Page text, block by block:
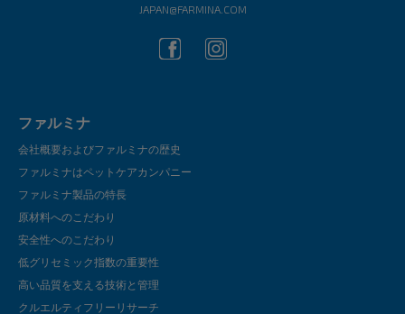
JAPAN@FARMINA.COM
ファルミナ
会社概要およびファルミナの歴史
ファルミナはペットケアカンパニー
ファルミナ製品の特長
原材料へのこだわり
安全性へのこだわり
低グリセミック指数の重要性
高い品質を支える技術と管理
クルエルティフリーリサーチ